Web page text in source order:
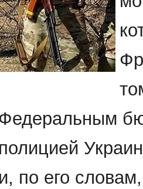
полицией
и, по его